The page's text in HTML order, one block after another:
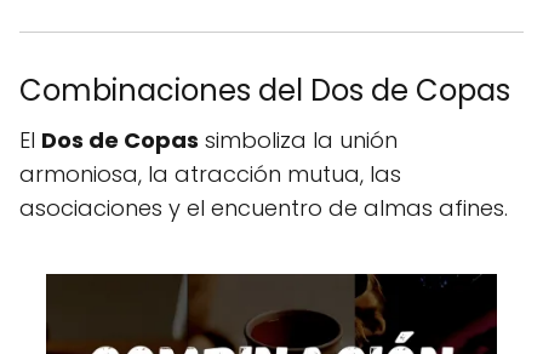
Combinaciones del Dos de Copas
El Dos de Copas simboliza la unión
armoniosa, la atracción mutua, las
asociaciones y el encuentro de almas afines.